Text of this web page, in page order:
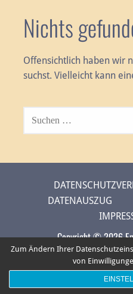
Nichts
Offensichtlich haben wir
suchst. Vielleicht kann
NACH:
DATENAUSZUG
Copyright © 2026
Zum Ändern Ihrer
von